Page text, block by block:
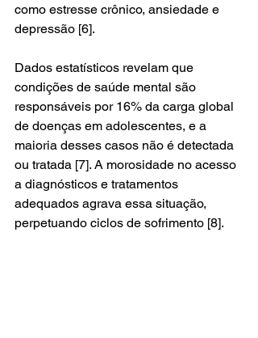
como estresse crônico, ansiedade e
depressão [6].
Dados estatísticos revelam que
condições de saúde mental são
responsáveis por 16% da carga global
de doenças em adolescentes, e a
maioria desses casos não é detectada
ou tratada [7]. A morosidade no acesso
a diagnósticos e tratamentos
adequados agrava essa situação,
perpetuando ciclos de sofrimento [8].